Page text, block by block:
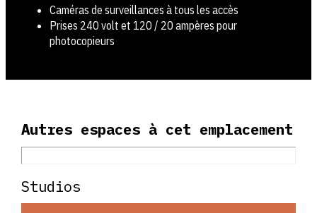
Caméras de surveillances à tous les accès
Prises 240 volt et 120 / 20 ampères pour
photocopieurs
Autres espaces à cet emplacement
Studios